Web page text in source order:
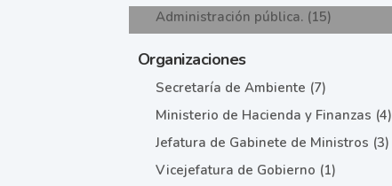
Administración pública. (15)
Organizaciones
Secretaría de Ambiente (7)
Ministerio de Hacienda y Finanzas (4)
Jefatura de Gabinete de Ministros (3)
Vicejefatura de Gobierno (1)